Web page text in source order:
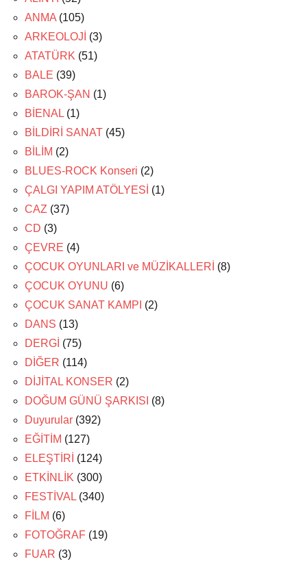
ANMA (105)
ARKEOLOJİ (3)
ATATÜRK (51)
BALE (39)
BAROK-ŞAN (1)
BİENAL (1)
BİLDİRİ SANAT (45)
BİLİM (2)
BLUES-ROCK Konseri (2)
ÇALGI YAPIM ATÖLYESİ (1)
CAZ (37)
CD (3)
ÇEVRE (4)
ÇOCUK OYUNLARI ve MÜZİKALLERİ (8)
ÇOCUK OYUNU (6)
ÇOCUK SANAT KAMPI (2)
DANS (13)
DERGİ (75)
DİĞER (114)
DİJİTAL KONSER (2)
DOĞUM GÜNÜ ŞARKISI (8)
Duyurular (392)
EĞİTİM (127)
ELEŞTİRİ (124)
ETKİNLİK (300)
FESTİVAL (340)
FİLM (6)
FOTOĞRAF (19)
FUAR (3)